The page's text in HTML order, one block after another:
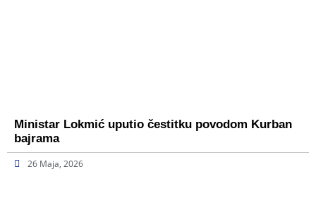
Ministar Lokmić uputio čestitku povodom Kurban
bajrama
26 Maja, 2026